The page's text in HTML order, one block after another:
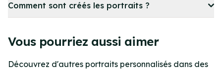
Comment sont créés les portraits ?
Vous pourriez aussi aimer
Découvrez d'autres portraits personnalisés dans des